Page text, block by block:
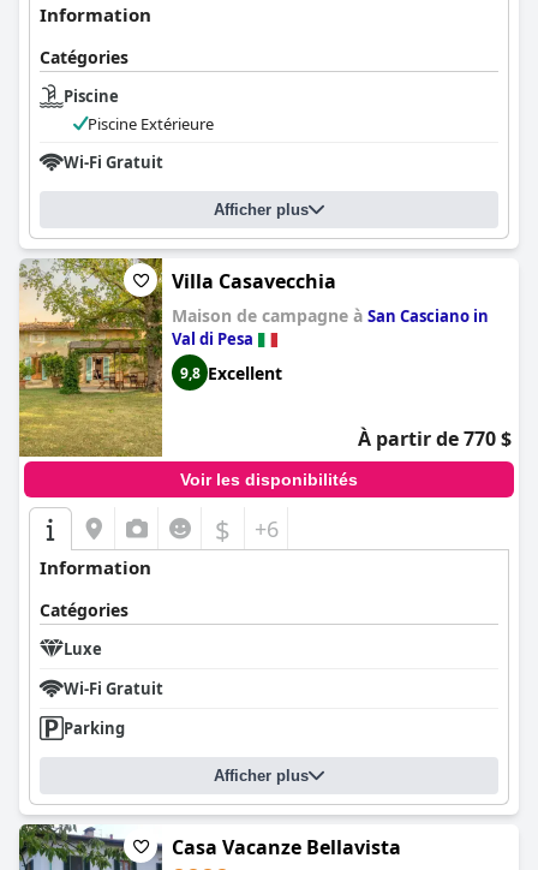
Information
Catégories
Piscine
Piscine Extérieure
Wi-Fi Gratuit
Afficher plus
Villa Casavecchia
Maison de campagne à San Casciano in
Val di Pesa
9,8 Excellent
À partir de 770 $
Voir les disponibilités
$ +6
Information
Catégories
Luxe
Wi-Fi Gratuit
Parking
Afficher plus
Casa Vacanze Bellavista